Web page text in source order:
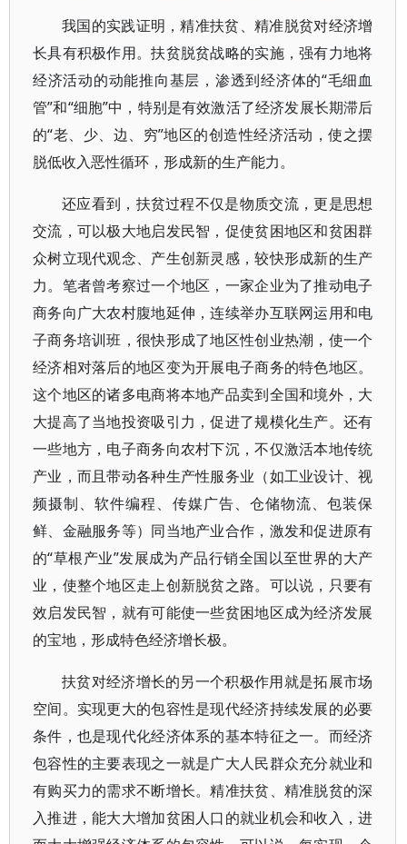
我国的实践证明，精准扶贫、精准脱贫对经济增
长具有积极作用。扶贫脱贫战略的实施，强有力地将
经济活动的动能推向基层，渗透到经济体的“毛细血
管”和“细胞”中，特别是有效激活了经济发展长期滞后
的“老、少、边、穷”地区的创造性经济活动，使之摆
脱低收入恶性循环，形成新的生产能力。
还应看到，扶贫过程不仅是物质交流，更是思想
交流，可以极大地启发民智，促使贫困地区和贫困群
众树立现代观念、产生创新灵感，较快形成新的生产
力。笔者曾考察过一个地区，一家企业为了推动电子
商务向广大农村腹地延伸，连续举办互联网运用和电
子商务培训班，很快形成了地区性创业热潮，使一个
经济相对落后的地区变为开展电子商务的特色地区。
这个地区的诸多电商将本地产品卖到全国和境外，大
大提高了当地投资吸引力，促进了规模化生产。还有
一些地方，电子商务向农村下沉，不仅激活本地传统
产业，而且带动各种生产性服务业（如工业设计、视
频摄制、软件编程、传媒广告、仓储物流、包装保
鲜、金融服务等）同当地产业合作，激发和促进原有
的“草根产业”发展成为产品行销全国以至世界的大产
业，使整个地区走上创新脱贫之路。可以说，只要有
效启发民智，就有可能使一些贫困地区成为经济发展
的宝地，形成特色经济增长极。
扶贫对经济增长的另一个积极作用就是拓展市场
空间。实现更大的包容性是现代经济持续发展的必要
条件，也是现代化经济体系的基本特征之一。而经济
包容性的主要表现之一就是广大人民群众充分就业和
有购买力的需求不断增长。精准扶贫、精准脱贫的深
入推进，能大大增加贫困人口的就业机会和收入，进